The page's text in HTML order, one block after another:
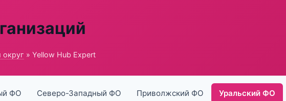
округ » Yellow Hub Expert
ФО Северо-Западный ФО Приволжский ФО Уральский ФО